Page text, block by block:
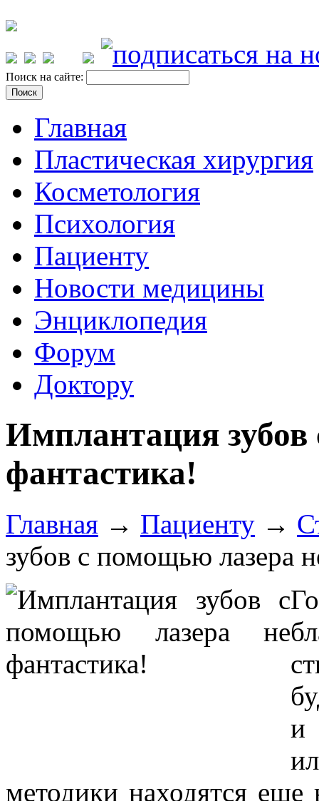
Поиск на сайте:
Главная
Пластическая хирургия
Косметология
Психология
Пациенту
Новости медицины
Энциклопедия
Форум
Доктору
Имплантация
фантастика!
Главная → Пациенту →
зубов с помощью лазера
и
методики находятся еще